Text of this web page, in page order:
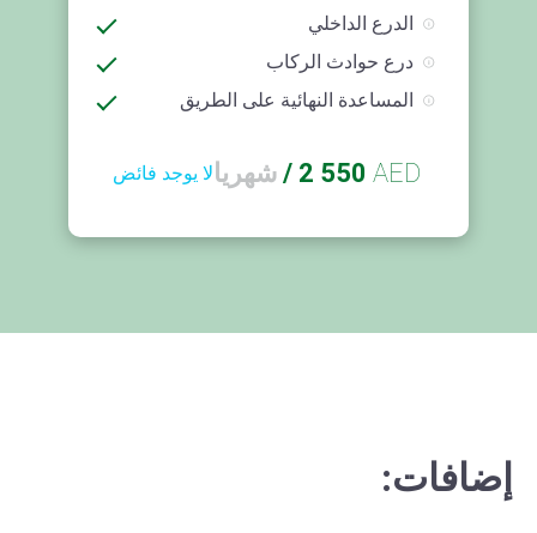
الدرع الداخلي
درع حوادث الركاب
المساعدة النهائية على الطريق
AED
2 550
/ شهريالا يوجد فائض
إضافات: